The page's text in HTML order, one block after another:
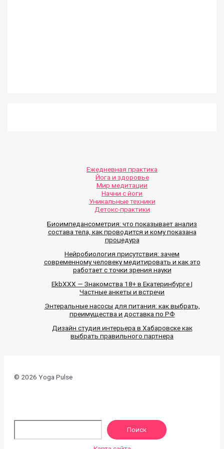
Ежедневная практика
Йога и здоровье
Мир медитации
Начни с йоги
Уникальные техники
Детокс-практики
Биоимпедансометрия: что показывает анализ
состава тела, как проводится и кому показана
процедура
Нейробиология присутствия: зачем
современному человеку медитировать и как это
работает с точки зрения науки
EkbXXX — Знакомства 18+ в Екатеринбурге |
Частные анкеты и встречи
Энтеральные насосы для питания: как выбрать,
преимущества и доставка по РФ
Дизайн студия интерьера в Хабаровске как
выбрать правильного партнера
© 2026 Yoga Pulse
Поиск